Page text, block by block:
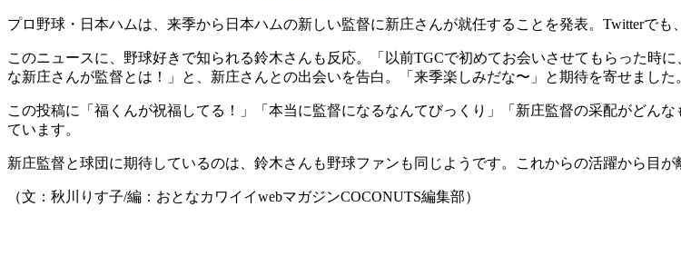
プロ野球・日本ハムは、来季から日本ハムの新しい監督に新庄さんが就任することを発表。Twitterで
このニュースに、野球好きで知られる鈴木さんも反応。「以前TGCで初めてお会いさせてもらった時
な新庄さんが監督とは！」と、新庄さんとの出会いを告白。「来季楽しみだな〜」と期待を寄せました
この投稿に「福くんが祝福してる！」「本当に監督になるなんてびっくり」「新庄監督の采配がどん
ています。
新庄監督と球団に期待しているのは、鈴木さんも野球ファンも同じようです。これからの活躍から目が
（文：秋川りす子/編：おとなカワイイwebマガジンCOCONUTS編集部）